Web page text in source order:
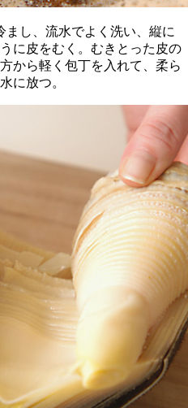
し、流水でよく洗い、縦に
に皮をむく。むきとった皮の
から軽く包丁を入れて、柔ら
に放つ。